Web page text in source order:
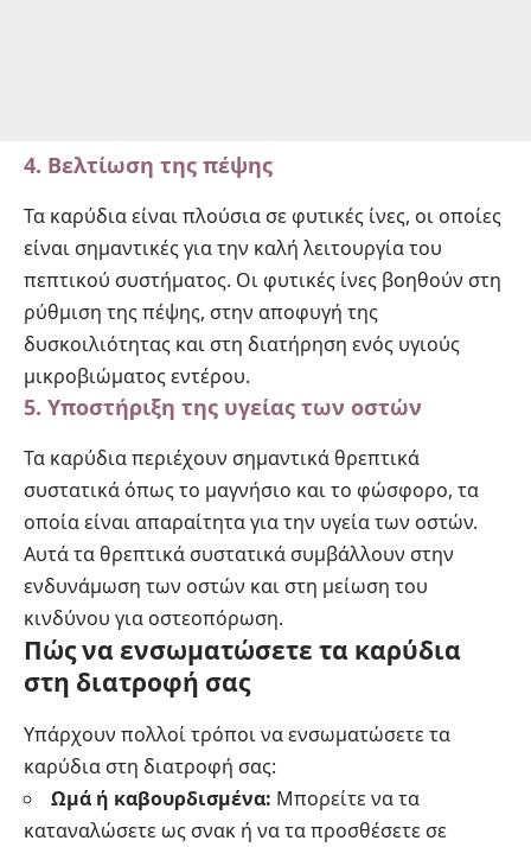
4. Βελτίωση της πέψης
Τα καρύδια είναι πλούσια σε φυτικές ίνες, οι οποίες
είναι σημαντικές για την καλή λειτουργία του
πεπτικού συστήματος. Οι φυτικές ίνες βοηθούν στη
ρύθμιση της πέψης, στην αποφυγή της
δυσκοιλιότητας και στη διατήρηση ενός υγιούς
μικροβιώματος εντέρου.
5. Υποστήριξη της υγείας των οστών
Τα καρύδια περιέχουν σημαντικά θρεπτικά
συστατικά όπως το μαγνήσιο και το φώσφορο, τα
οποία είναι απαραίτητα για την υγεία των οστών.
Αυτά τα θρεπτικά συστατικά συμβάλλουν στην
ενδυνάμωση των οστών και στη μείωση του
κινδύνου για οστεοπόρωση.
Πώς να ενσωματώσετε τα καρύδια
στη διατροφή σας
Υπάρχουν πολλοί τρόποι να ενσωματώσετε τα
καρύδια στη διατροφή σας:
Ωμά ή καβουρδισμένα: Μπορείτε να τα
καταναλώσετε ως σνακ ή να τα προσθέσετε σε